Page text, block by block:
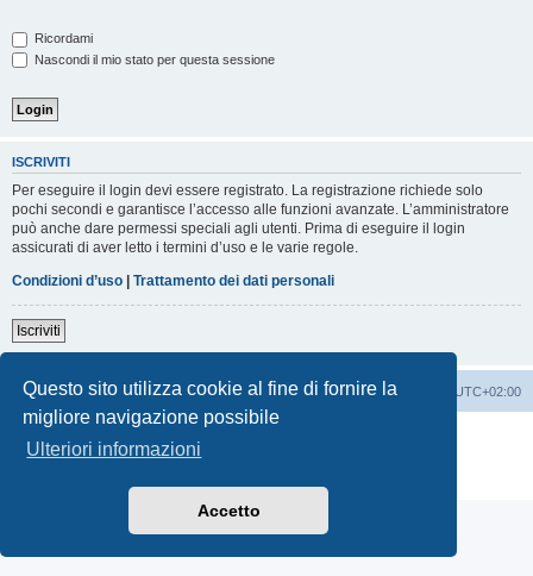
Questo sito utilizza cookie al fine di fornire la
migliore navigazione possibile
Ulteriori informazioni
Accetto
Ricordami
Nascondi il mio stato per questa sessione
ISCRIVITI
Per eseguire il login devi essere registrato. La registrazione richiede solo
pochi secondi e garantisce l’accesso alle funzioni avanzate. L’amministratore
può anche dare permessi speciali agli utenti. Prima di eseguire il login
assicurati di aver letto i termini d’uso e le varie regole.
Condizioni d’uso | Trattamento dei dati personali
Iscriviti
Indice Tutti gli orari sono UTC+02:00
Cancella cookie
Contattaci
Traduzione Italiana